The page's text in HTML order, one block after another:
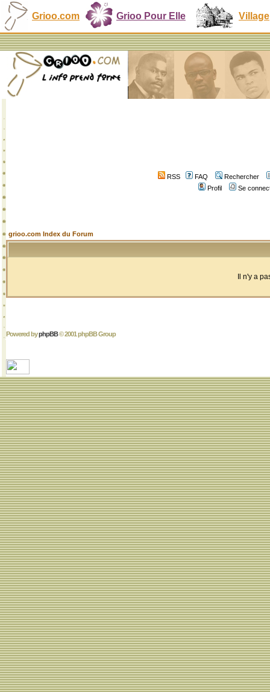
Grioo.com Grioo Pour Elle Village
RSS FAQ
Rechercher
Profil
Se
grioo.com Index du Forum
Il n'y a
Powered byphpBB© 2001 phpBB Group